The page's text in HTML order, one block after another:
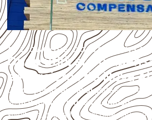
APLICAÇÕES DO
Onde utilizar
em projetos de Nova
O Compensado Navalpode ser
demarcenaria, indústria, transporte
sujeitos à umidade. A escolha deve